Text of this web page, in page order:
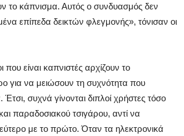
το κάπνισμα. Αυτός ο συνδυασμός δεν
επίπεδα δεικτών φλεγμονής», τόνισαν οι
είναι καπνιστές αρχίζουν το
για να μειώσουν τη συχνότητα που
Έτσι, συχνά γίνονται διπλοί χρήστες τόσο
παραδοσιακού τσιγάρου, αντί να
με το πρώτο. Όταν τα ηλεκτρονικά